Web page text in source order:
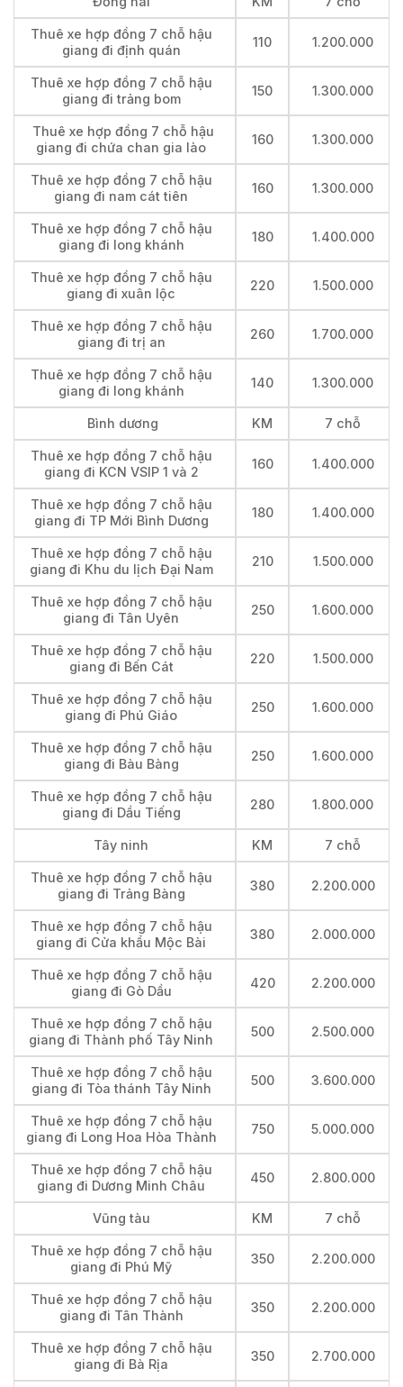
Thuê xe hợp đồng 7 chỗ hậu
giang đi định quán
110 1.200.000
Thuê xe hợp đồng 7 chỗ hậu
giang đi trảng bom
150 1.300.000
Thuê xe hợp đồng 7 chỗ hậu
giang đi chứa chan gia lào
160 1.300.000
Thuê xe hợp đồng 7 chỗ hậu
giang đi nam cát tiên
160 1.300.000
Thuê xe hợp đồng 7 chỗ hậu
giang đi long khánh
180 1.400.000
Thuê xe hợp đồng 7 chỗ hậu
giang đi xuân lộc
220 1.500.000
Thuê xe hợp đồng 7 chỗ hậu
giang đi trị an
260 1.700.000
Thuê xe hợp đồng 7 chỗ hậu
giang đi long khánh
140 1.300.000
Bình dương KM 7 chỗ
Thuê xe hợp đồng 7 chỗ hậu
giang đi KCN VSIP 1 và 2
160 1.400.000
Thuê xe hợp đồng 7 chỗ hậu
giang đi TP Mới Bình Dương
180 1.400.000
Thuê xe hợp đồng 7 chỗ hậu
giang đi Khu du lịch Đại Nam
210 1.500.000
Thuê xe hợp đồng 7 chỗ hậu
giang đi Tân Uyên
250 1.600.000
Thuê xe hợp đồng 7 chỗ hậu
giang đi Bến Cát
220 1.500.000
Thuê xe hợp đồng 7 chỗ hậu
giang đi Phú Giáo
250 1.600.000
Thuê xe hợp đồng 7 chỗ hậu
giang đi Bàu Bàng
250 1.600.000
Thuê xe hợp đồng 7 chỗ hậu
giang đi Dầu Tiếng
280 1.800.000
Tây ninh KM 7 chỗ
Thuê xe hợp đồng 7 chỗ hậu
giang đi Trảng Bàng
380 2.200.000
Thuê xe hợp đồng 7 chỗ hậu
giang đi Cửa khẩu Mộc Bài
380 2.000.000
Thuê xe hợp đồng 7 chỗ hậu
giang đi Gò Dầu
420 2.200.000
Thuê xe hợp đồng 7 chỗ hậu
giang đi Thành phố Tây Ninh
500 2.500.000
Thuê xe hợp đồng 7 chỗ hậu
giang đi Tòa thánh Tây Ninh
500 3.600.000
Thuê xe hợp đồng 7 chỗ hậu
giang đi Long Hoa Hòa Thành
750 5.000.000
Thuê xe hợp đồng 7 chỗ hậu
giang đi Dương Minh Châu
450 2.800.000
Vũng tàu KM 7 chỗ
Thuê xe hợp đồng 7 chỗ hậu
giang đi Phú Mỹ
350 2.200.000
Thuê xe hợp đồng 7 chỗ hậu
giang đi Tân Thành
350 2.200.000
Thuê xe hợp đồng 7 chỗ hậu
giang đi Bà Rịa
350 2.700.000